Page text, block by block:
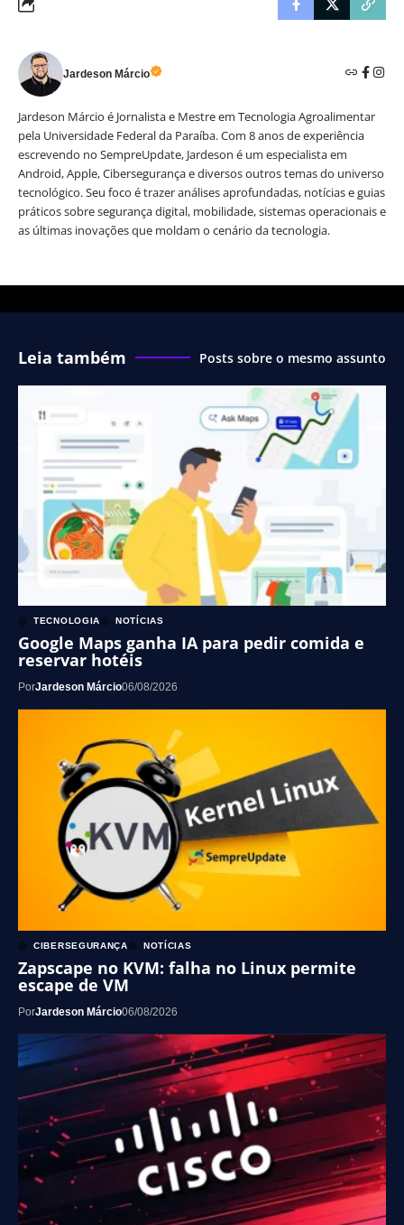
Jardeson Márcio
Jardeson Márcio é Jornalista e Mestre em Tecnologia Agroalimentar
pela Universidade Federal da Paraíba. Com 8 anos de experiência
escrevendo no SempreUpdate, Jardeson é um especialista em
Android, Apple, Cibersegurança e diversos outros temas do universo
tecnológico. Seu foco é trazer análises aprofundadas, notícias e guias
práticos sobre segurança digital, mobilidade, sistemas operacionais e
as últimas inovações que moldam o cenário da tecnologia.
Leia também Posts sobre o mesmo assunto
TECNOLOGIA NOTÍCIAS
Google Maps ganha IA para pedir comida e
reservar hotéis
PorJardeson Márcio06/08/2026
CIBERSEGURANÇA NOTÍCIAS
Zapscape no KVM: falha no Linux permite
escape de VM
PorJardeson Márcio06/08/2026